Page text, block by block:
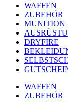
WAFFEN
ZUBEHÖR
MUNITION
DRYFIRE
WAFFEN
ZUBEHÖR